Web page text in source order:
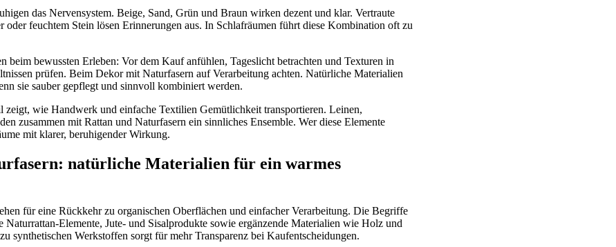
das Nervensystem. Beige, Sand, Grün und Braun wirken dezent und klar. Vertraute
oder feuchtem Stein lösen Erinnerungen aus. In Schlafräumen führt diese Kombination oft zu
beim bewussten Erleben: Vor dem Kauf anfühlen, Tageslicht betrachten und Texturen in
prüfen. Beim Dekor mit Naturfasern auf Verarbeitung achten. Natürliche Materialien
sie sauber gepflegt und sinnvoll kombiniert werden.
zeigt, wie Handwerk und einfache Textilien Gemütlichkeit transportieren. Leinen,
zusammen mit Rattan und Naturfasern ein sinnliches Ensemble. Wer diese Elemente
mit klarer, beruhigender Wirkung.
natürliche Materialien für ein warmes
für eine Rückkehr zu organischen Oberflächen und einfacher Verarbeitung. Die Begriffe
Naturrattan-Elemente, Jute- und Sisalprodukte sowie ergänzende Materialien wie Holz und
synthetischen Werkstoffen sorgt für mehr Transparenz bei Kaufentscheidungen.